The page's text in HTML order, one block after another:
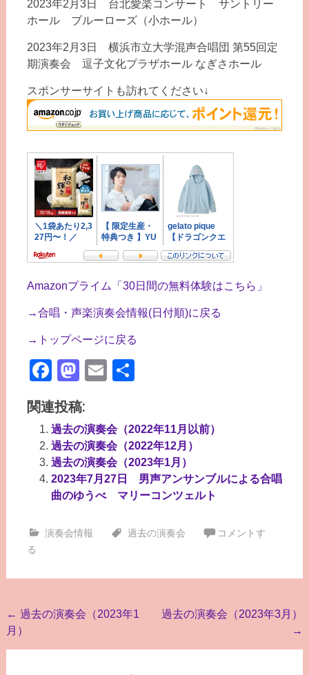
2023年2月3日 台北愛楽コンサート サントリー
ホール ブルーローズ（小ホール）
2023年2月3日 横浜市立大学混声合唱団 第55回定
期演奏会 逗子文化プラザホール なぎさホール
スポンサーサイトも訪れてください↓
Amazonプライム「30日間の無料体験はこちら」
→合唱・声楽演奏会情報(日付順)に戻る
→トップページに戻る
Facebook
Mastodon
Email
共
関連投稿:
過去の演奏会（2022年11月以前）
過去の演奏会（2022年12月）
過去の演奏会（2023年1月）
2023年7月27日 男声アンサンブルによる合唱
曲のゆうべ マリーコンツェルト
演奏会情報 過去の演奏会
コメントす
る
投
稿
← 過去の演奏会（2023年1
月）
過去の演奏会（2023年3月）
→